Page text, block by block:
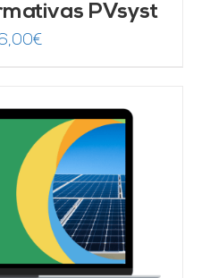
PVsyst
€